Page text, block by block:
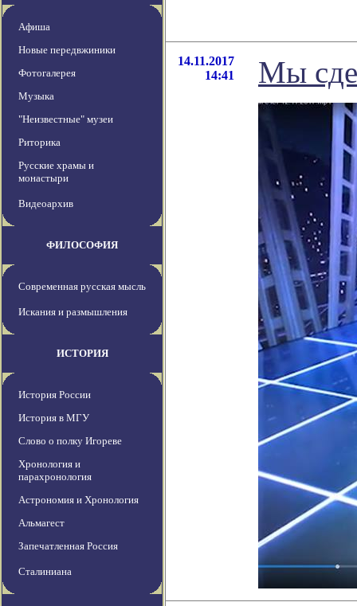
Афиша
Новые передвжиники
Фотогалерея
Музыка
"Неизвестные" музеи
Риторика
Русские храмы и
монастыри
Видеоархив
ФИЛОСОФИЯ
Современная русская мысль
Искания и размышления
ИСТОРИЯ
История России
История в МГУ
Слово о полку Игореве
Хронология и
парахронология
Астрономия и Хронология
Альмагест
Запечатленная Россия
Сталиниана
14.11.2017
14:41
Мы